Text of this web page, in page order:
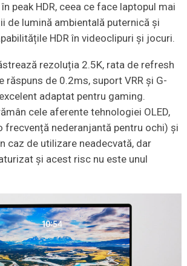
peak HDR, ceea ce face laptopul mai
de lumină ambientală puternică și
HDR în videoclipuri și jocuri.
rezoluția 2.5K, rata de refresh
răspuns de 0.2ms, suport VRR și G-
adaptat pentru gaming.
cele aferente tehnologiei OLED,
frecvență nederanjantă pentru ochi) și
caz de utilizare neadecvată, dar
și acest risc nu este unul